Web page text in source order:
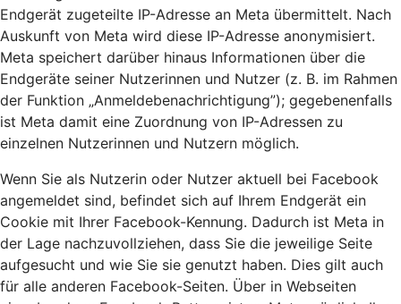
Endgerät zugeteilte IP-Adresse an Meta übermittelt. Nach
Auskunft von Meta wird diese IP-Adresse anonymisiert.
Meta speichert darüber hinaus Informationen über die
Endgeräte seiner Nutzerinnen und Nutzer (z. B. im Rahmen
der Funktion „Anmeldebenachrichtigung”); gegebenenfalls
ist Meta damit eine Zuordnung von IP-Adressen zu
einzelnen Nutzerinnen und Nutzern möglich.
Wenn Sie als Nutzerin oder Nutzer aktuell bei Facebook
angemeldet sind, befindet sich auf Ihrem Endgerät ein
Cookie mit Ihrer Facebook-Kennung. Dadurch ist Meta in
der Lage nachzuvollziehen, dass Sie die jeweilige Seite
aufgesucht und wie Sie sie genutzt haben. Dies gilt auch
für alle anderen Facebook-Seiten. Über in Webseiten